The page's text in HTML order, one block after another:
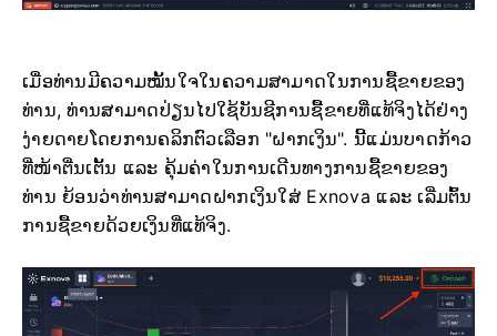
ເມື່ອທ່ານມີຄວາມໝັ້ນໃຈໃນຄວາມສາມາດໃນການຊື້ຂາຍຂອງ
ທ່ານ, ທ່ານສາມາດປ່ຽນໄປໃຊ້ບັນຊີການຊື້ຂາຍທີ່ແທ້ຈິງໄດ້ຢ່າງ
ງ່າຍດາຍໂດຍການຄລິກຕົວເລືອກ "ຝາກເງິນ". ນີ້ແມ່ນບາດກ້າວ
ທີ່ໜ້າຕື່ນເຕັ້ນ ແລະ ຄຸ້ມຄ່າໃນການເດີນທາງການຊື້ຂາຍຂອງ
ທ່ານ ຍ້ອນວ່າທ່ານສາມາດຝາກເງິນໃສ່ Exnova ແລະ ເລີ່ມຕົ້ນ
ການຊື້ຂາຍດ້ວຍເງິນທີ່ແທ້ຈິງ.